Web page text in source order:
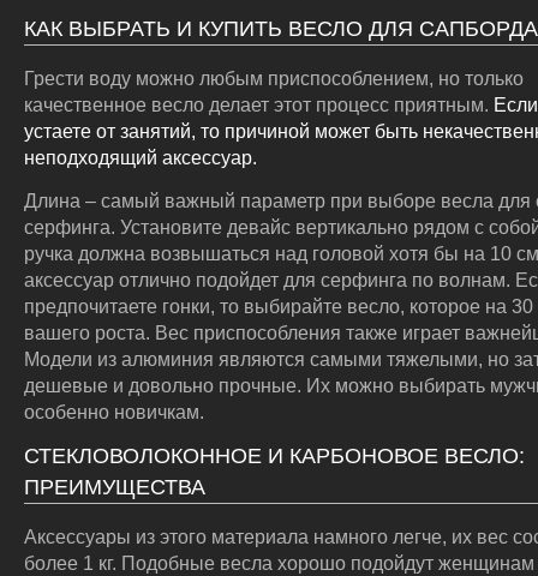
КАК ВЫБРАТЬ И КУПИТЬ ВЕСЛО ДЛЯ САПБОРДА
Грести воду можно любым приспособлением, но только
качественное весло делает этот процесс приятным.
устаете от занятий, то причиной может быть
неподходящий аксессуар.
Длина – самый важный параметр при выборе весла для
серфинга. Установите девайс вертикально рядом с
ручка должна возвышаться над головой хотя бы на 10
аксессуар отлично подойдет для серфинга по волнам.
предпочитаете гонки, то выбирайте весло, которое на
вашего роста. Вес приспособления также играет
Модели из алюминия являются самыми тяжелыми, но
дешевые и довольно прочные. Их можно выбирать
особенно новичкам.
СТЕКЛОВОЛОКОННОЕ И КАРБОНОВОЕ ВЕСЛО:
ПРЕИМУЩЕСТВА
Аксессуары из этого материала намного легче, их вес
более 1 кг. Подобные весла хорошо подойдут женщинам